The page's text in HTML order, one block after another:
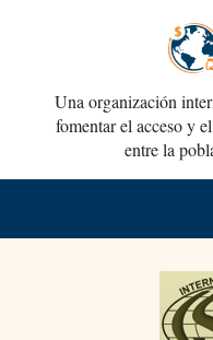
Una organización
fomentar el acceso y
entre la